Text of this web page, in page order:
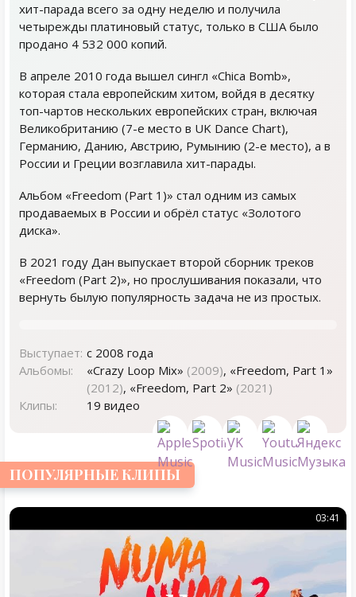
хит-парада всего за одну неделю и получила
четырежды платиновый статус, только в США было
продано 4 532 000 копий.
В апреле 2010 года вышел сингл «Chica Bomb»,
которая стала европейским хитом, войдя в десятку
топ-чартов нескольких европейских стран, включая
Великобританию (7-е место в UK Dance Chart),
Германию, Данию, Австрию, Румынию (2-е место), а в
России и Греции возглавила хит-парады.
Альбом «Freedom (Part 1)» стал одним из самых
продаваемых в России и обрёл статус «Золотого
диска».
В 2021 году Дан выпускает второй сборник треков
«Freedom (Part 2)», но прослушивания показали, что
вернуть былую популярность задача не из простых.
Выступает: с 2008 года
Альбомы:
«Crazy Loop Mix» (2009), «Freedom, Part 1»
(2012), «Freedom, Part 2» (2021)
Клипы:
19 видео
ПОПУЛЯРНЫЕ КЛИПЫ
03:41